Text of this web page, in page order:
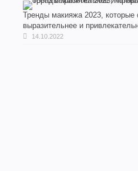
Тренды макияжа 2023, которые
выразительнее и
14.10.2022